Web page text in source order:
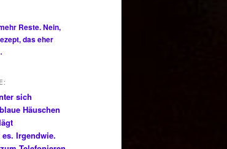
Reste. Nein,
das eher
sich
Häuschen
Irgendwie.